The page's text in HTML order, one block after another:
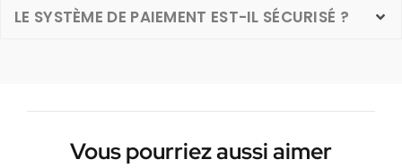
LE SYSTÈME DE PAIEMENT EST-IL SÉCURISÉ ?
Vous pourriez aussi aimer